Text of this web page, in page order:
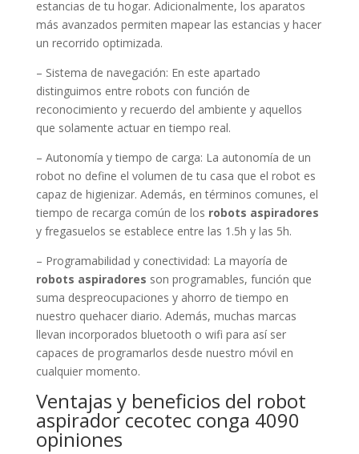
estancias de tu hogar. Adicionalmente, los aparatos
más avanzados permiten mapear las estancias y hacer
un recorrido optimizada.
– Sistema de navegación: En este apartado
distinguimos entre robots con función de
reconocimiento y recuerdo del ambiente y aquellos
que solamente actuar en tiempo real.
– Autonomía y tiempo de carga: La autonomía de un
robot no define el volumen de tu casa que el robot es
capaz de higienizar. Además, en términos comunes, el
tiempo de recarga común de los robots aspiradores
y fregasuelos se establece entre las 1.5h y las 5h.
– Programabilidad y conectividad: La mayoría de
robots aspiradores son programables, función que
suma despreocupaciones y ahorro de tiempo en
nuestro quehacer diario. Además, muchas marcas
llevan incorporados bluetooth o wifi para así ser
capaces de programarlos desde nuestro móvil en
cualquier momento.
Ventajas y beneficios del robot
aspirador cecotec conga 4090
opiniones